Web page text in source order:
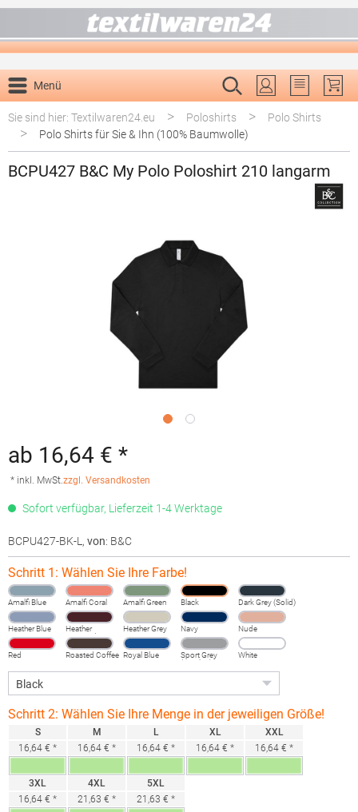
Menü
Du hast 0
Sie sind hier: Textilwaren24.eu
> Poloshirts > Polo Shirts
> Polo Shirts für Sie & Ihn (100% Baumwolle)
BCPU427 B&C My Polo Poloshirt 210 langarm
ab 16,64 € *
* inkl. MwSt.zzgl. Versandkosten
Sofort verfügbar, Lieferzeit 1-4 Werktage
BCPU427-BK-L , von: B&C
Schritt 1: Wählen Sie Ihre Farbe!
Amalfi Blue Amalfi Coral Amalfi Green Black Dark Grey (Solid)
Heather Blue
Heather
Burgundy
Heather Grey
Fog
Navy Nude
Red Roasted Coffee Royal Blue
Sport Grey
(Heather)
White
Schritt 2: Wählen Sie Ihre Menge in der jeweiligen Größe!
S
16,64 € *
M
16,64 € *
L
16,64 € *
XL
16,64 € *
XXL
16,64 € *
3XL
16,64 € *
4XL
21,63 € *
5XL
21,63 € *